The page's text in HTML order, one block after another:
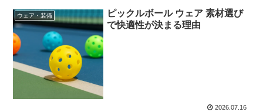
ウェア・装備
ピックルボール ウェア 素材選び
で快適性が決まる理由
2026.07.16